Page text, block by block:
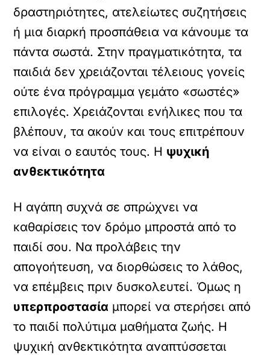
δραστηριότητες, ατελείωτες συζητήσεις
ή μια διαρκή προσπάθεια να κάνουμε τα
πάντα σωστά. Στην πραγματικότητα, τα
παιδιά δεν χρειάζονται τέλειους γονείς
ούτε ένα πρόγραμμα γεμάτο «σωστές»
επιλογές. Χρειάζονται ενήλικες που τα
βλέπουν, τα ακούν και τους επιτρέπουν
να είναι ο εαυτός τους. Η ψυχική
ανθεκτικότητα
Η αγάπη συχνά σε σπρώχνει να
καθαρίσεις τον δρόμο μπροστά από το
παιδί σου. Να προλάβεις την
απογοήτευση, να διορθώσεις το λάθος,
να επέμβεις πριν δυσκολευτεί. Όμως η
υπερπροστασία μπορεί να στερήσει από
το παιδί πολύτιμα μαθήματα ζωής. Η
ψυχική ανθεκτικότητα αναπτύσσεται